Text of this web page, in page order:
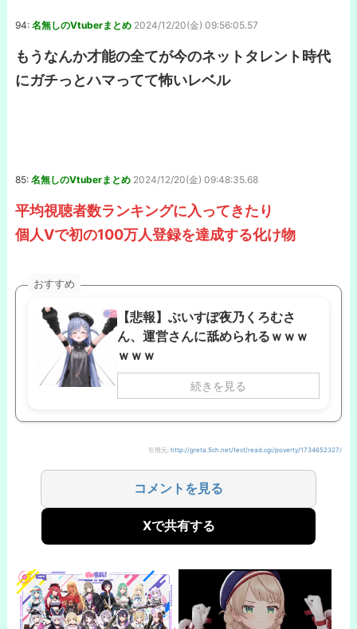
94: 名無しのVtuberまとめ 2024/12/20(金) 09:56:05.57
もうなんか才能の全てが今のネットタレント時代
にガチっとハマってて怖いレベル
85: 名無しのVtuberまとめ 2024/12/20(金) 09:48:35.68
平均視聴者数ランキングに入ってきたり
個人Vで初の100万人登録を達成する化け物
おすすめ
【悲報】ぶいすぽ夜乃くろむさ
ん、運営さんに舐められるｗｗｗ
ｗｗｗ
続きを見る
引用元: http://greta.5ch.net/test/read.cgi/poverty/1734652327/
コメントを見る
Xで共有する